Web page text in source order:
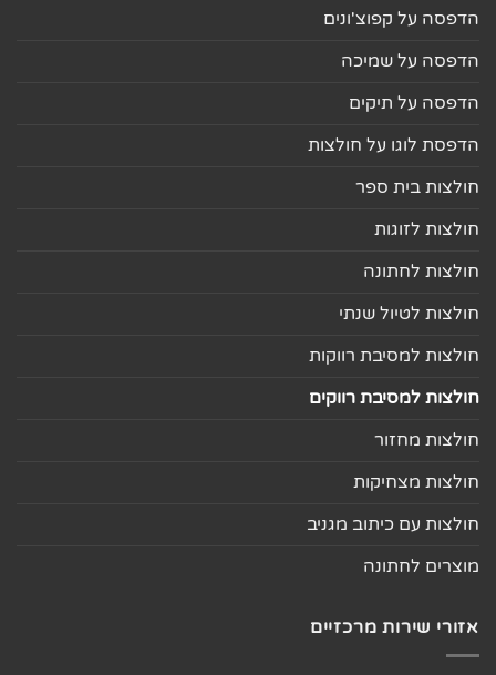
הדפסה על קפוצ'ונים
הדפסה על שמיכה
הדפסה על תיקים
הדפסת לוגו על חולצות
חולצות בית ספר
חולצות לזוגות
חולצות לחתונה
חולצות לטיול שנתי
חולצות למסיבת רווקות
חולצות למסיבת רווקים
חולצות מחזור
חולצות מצחיקות
חולצות עם כיתוב מגניב
מוצרים לחתונה
אזורי שירות מרכזיים